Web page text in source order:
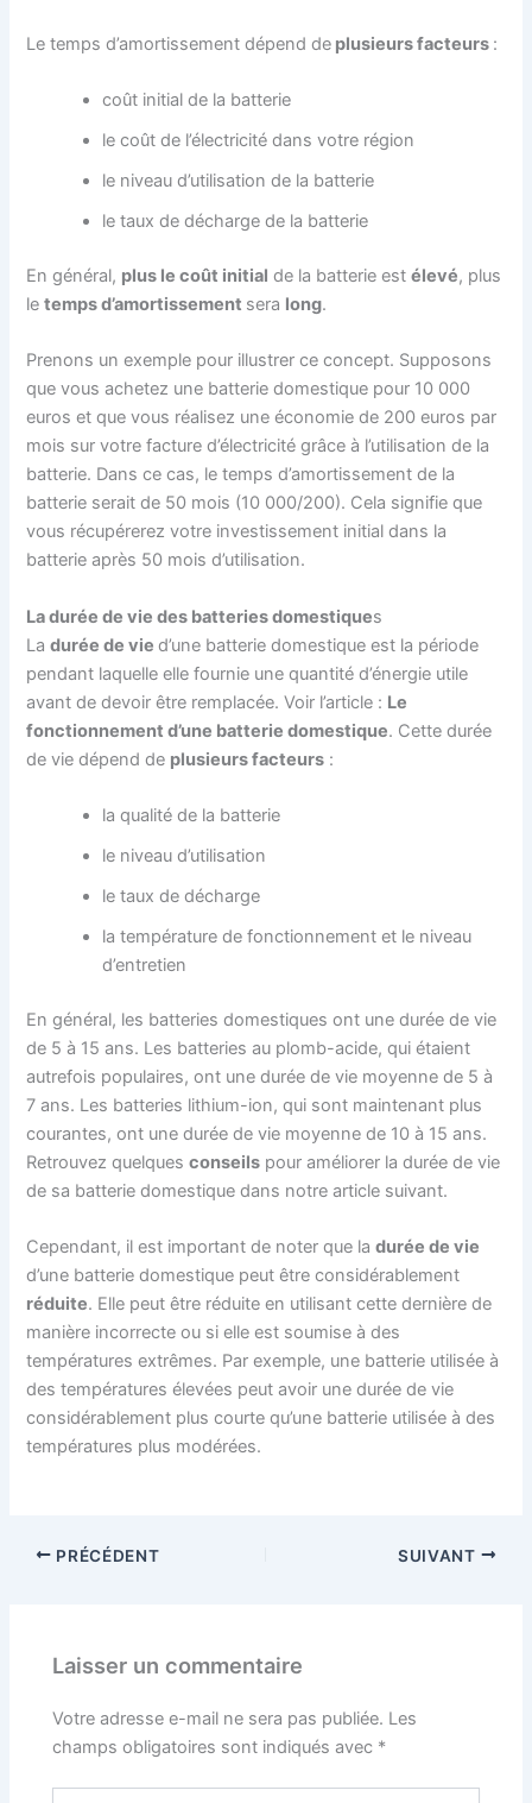
Le temps d’amortissement dépend de plusieurs facteurs :
coût initial de la batterie
le coût de l’électricité dans votre région
le niveau d’utilisation de la batterie
le taux de décharge de la batterie
En général, plus le coût initial de la batterie estélevé, plus
letemps d’amortissement sera long.
Prenons un exemple pour illustrer ce concept. Supposons
que vous achetez une batterie domestique pour 10 000
euros et que vous réalisez une économie de 200 euros par
mois sur votre facture d’électricité grâce à l’utilisation de la
batterie. Dans ce cas, le temps d’amortissement de la
batterie serait de 50 mois (10 000/200). Cela signifie que
vous récupérerez votre investissement initial dans la
batterie après 50 mois d’utilisation.
La durée de vie des batteries domestiques
Ladurée de vied’une batterie domestique est la période
pendant laquelle elle fournie une quantité d’énergie utile
avant de devoir être remplacée. Voir l’article : Le
fonctionnement d’une batterie domestique. Cette durée
de vie dépend de plusieurs facteurs :
la qualité de la batterie
le niveau d’utilisation
le taux de décharge
la température de fonctionnement et le niveau
d’entretien
En général, les batteries domestiques ont une durée de vie
de 5 à 15 ans. Les batteries au plomb-acide, qui étaient
autrefois populaires, ont une durée de vie moyenne de 5 à
7 ans. Les batteries lithium-ion, qui sont maintenant plus
courantes, ont une durée de vie moyenne de 10 à 15 ans.
Retrouvez quelquesconseils pour améliorer la durée de vie
de sa batterie domestique dans notre article suivant.
Cependant, il est important de noter que ladurée de vie
d’une batterie domestique peut être considérablement
réduite. Elle peut être réduite en utilisant cette dernière de
manière incorrecte ou si elle est soumise à des
températures extrêmes. Par exemple, une batterie utilisée à
des températures élevées peut avoir une durée de vie
considérablement plus courte qu’une batterie utilisée à des
températures plus modérées.
PRÉCÉDENT SUIVANT
Laisser un commentaire
Votre adresse e-mail ne sera pas publiée. Les
champs obligatoires sont indiqués avec *